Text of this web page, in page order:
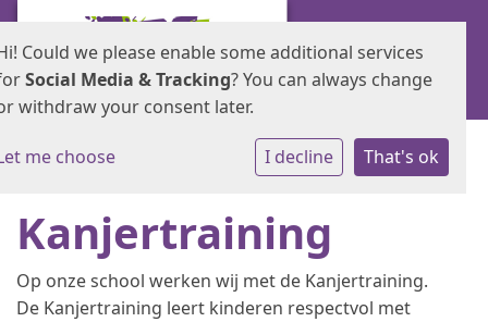
Kanjertraining
Op onze school werken wij met de Kanjertraining.
De Kanjertraining leert kinderen respectvol met
Could we please enable some additional services
Social Media & Tracking? You can always change
withdraw your consent later.
me choose I decline That's ok